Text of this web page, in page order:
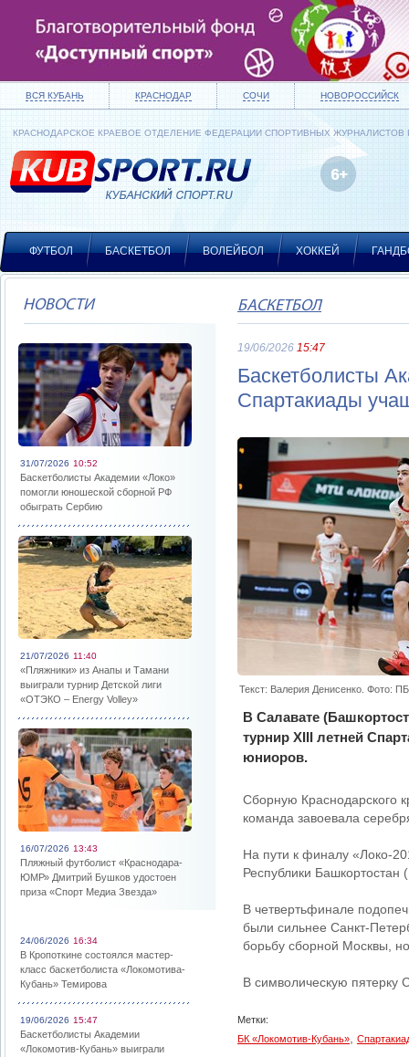
ВСЯ КУБАНЬ КРАСНОДАР СОЧИ НОВОРОССИЙСК
КРАСНОДАРСКОЕ КРАЕВОЕ ОТДЕЛЕНИЕ ФЕДЕРАЦИИ СПОРТИВНЫХ ЖУРНАЛИСТОВ
ФУТБОЛ БАСКЕТБОЛ ВОЛЕЙБОЛ ХОККЕЙ
НОВОСТИ
31/07/2026 10:52
Баскетболисты Академии «Локо»
помогли юношеской сборной РФ
обыграть Сербию
21/07/2026 11:40
«Пляжники» из Анапы и Тамани
выиграли турнир Детской лиги
«ОТЭКО – Energy Volley»
16/07/2026 13:43
Пляжный футболист «Краснодара-
ЮМР» Дмитрий Бушков удостоен
приза «Спорт Медиа Звезда»
24/06/2026 16:34
В Кропоткине состоялся мастер-
класс баскетболиста «Локомотива-
Кубань» Темирова
19/06/2026 15:47
Баскетболисты Академии
«Локомотив-Кубань» выиграли
БАСКЕТБОЛ
19/06/2026 15:47
Баскетболисты
Спартакиады
Текст: Валерия Денисенко. Фото:
В Салавате
турнир XIII летней
юниоров.
Сборную Краснодарского
команда завоевала
На пути к финалу «Локо-
Республики Башкортостан
В четвертьфинале
были сильнее Санкт-
борьбу сборной Москвы,
В символическую пятерку
Метки:
БК «Локомотив-Кубань»